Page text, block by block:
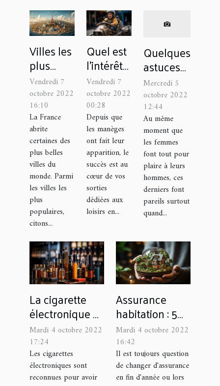
Villes les
plus
visitées
en
France
Vendredi 7
octobre 2022
16:10
La France
abrite
certaines des
plus belles
villes du
monde. Parmi
les villes les
plus
populaires,
citons...
Quel est
l’intérêt
des
manèges
pour
enfant ?
Vendredi 7
octobre 2022
00:28
Depuis que
les manèges
ont fait leur
apparition, le
succès est au
cœur de vos
sorties
dédiées aux
loisirs en...
Quelques
astuces
pour
agrandir
son pénis
sans
exercices
Mercredi 5
octobre 2022
12:44
Au même
moment que
les femmes
font tout pour
plaire à leurs
hommes, ces
derniers font
pareils surtout
quand...
La cigarette
électronique
peut-elle nuire
à la santé
humaine ?
Mardi 4 octobre 2022
17:24
Les cigarettes
électroniques sont
reconnues pour avoir
Assurance
habitation : 5
astuces pour
bien la choisir
Mardi 4 octobre 2022
16:42
Il est toujours question
de changer d'assurance
en fin d'année ou lors